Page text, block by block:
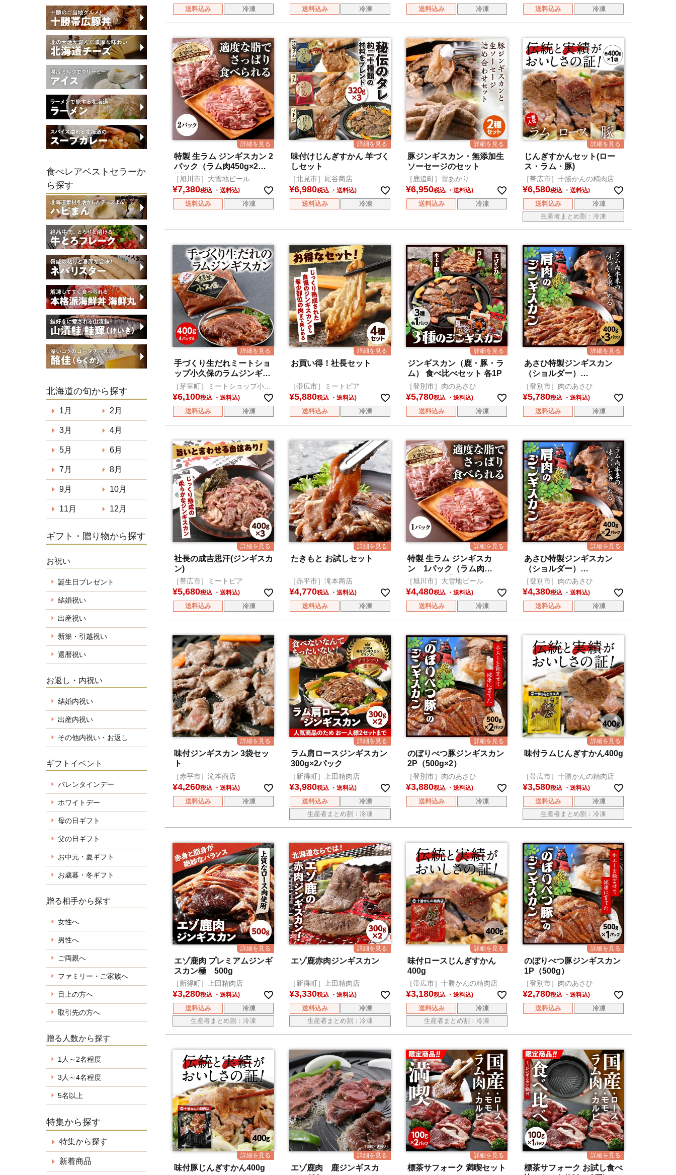
食べレアベストセラーか
ら探す
北海道の旬から探す
1月 2月
3月 4月
5月 6月
7月 8月
9月 10月
11月 12月
ギフト・贈り物から探す
お祝い
誕生日プレゼント
結婚祝い
出産祝い
新築・引越祝い
還暦祝い
お返し・内祝い
結婚内祝い
出産内祝い
その他内祝い・お返し
ギフトイベント
バレンタインデー
ホワイトデー
母の日ギフト
父の日ギフト
お中元・夏ギフト
お歳暮・冬ギフト
贈る相手から探す
女性へ
男性へ
ご両親へ
ファミリー・ご家族へ
目上の方へ
取引先の方へ
贈る人数から探す
1人～2名程度
3人～4名程度
5名以上
特集から探す
特集から探す
新着商品
送料込み 冷凍 送料込み 冷凍 送料込み 冷凍 送料込み 冷凍
特製 生ラム ジンギスカン 2
パック（ラム肉450g×2・
別添タレ150g×2）
［旭川市］大雪地ビール
¥7,380税込
送料込み 冷凍
味付けじんぎすかん 羊づく
しセット
［北見市］尾谷商店
¥6,980税込
送料込み 冷凍
豚ジンギスカン・無添加生
ソーセージのセット
［鹿追町］雪あかり
¥6,950税込
送料込み 冷凍
じんぎすかんセット(ロー
ス・ラム・豚)
［帯広市］十勝かんの精肉店
¥6,580税込
送料込み
冷凍
生産者まとめ割：冷凍
手づくり生だれミートショ
ップ小久保のラムジンギス
カン 400g×4パック
［芽室町］ミートショップ小久
保
¥6,100税込
送料込み 冷凍
お買い得！社長セット
［帯広市］ミートピア
¥5,880税込
送料込み 冷凍
ジンギスカン（鹿・豚・ラ
ム） 食べ比べセット 各1P
［登別市］肉のあさひ
¥5,780税込
送料込み 冷凍
あさひ特製ジンギスカン
（ショルダー）
3P（400g×3）
［登別市］肉のあさひ
¥5,780税込
送料込み 冷凍
社長の成吉思汗(ジンギスカ
ン)
［帯広市］ミートピア
¥5,680税込
送料込み 冷凍
たきもと お試しセット
［赤平市］滝本商店
¥4,770税込
送料込み 冷凍
特製 生ラム ジンギスカ
ン 1パック（ラム肉
450g×1・別添タレ150g）
［旭川市］大雪地ビール
¥4,480税込
送料込み 冷凍
あさひ特製ジンギスカン
（ショルダー）
2P（400g×2）
［登別市］肉のあさひ
¥4,380税込
送料込み 冷凍
味付ジンギスカン 3袋セッ
ト
［赤平市］滝本商店
¥4,260税込
送料込み 冷凍
ラム肩ロースジンギスカン
300g×2パック
［新得町］上田精肉店
¥3,980税込
送料込み
冷凍
生産者まとめ割：冷凍
のぼりべつ豚ジンギスカン
2P（500g×2）
［登別市］肉のあさひ
¥3,880税込
送料込み 冷凍
味付ラムじんぎすかん400g
［帯広市］十勝かんの精肉店
¥3,580税込
送料込み
冷凍
生産者まとめ割：冷凍
エゾ鹿肉 プレミアムジンギ
スカン極 500g
［新得町］上田精肉店
¥3,280税込
送料込み
冷凍
生産者まとめ割：冷凍
エゾ鹿赤肉ジンギスカン
［新得町］上田精肉店
¥3,330税込
送料込み
冷凍
生産者まとめ割：冷凍
味付ロースじんぎすかん
400g
［帯広市］十勝かんの精肉店
¥3,180税込
送料込み
冷凍
生産者まとめ割：冷凍
のぼりべつ豚ジンギスカン
1P（500g）
［登別市］肉のあさひ
¥2,780税込
送料込み 冷凍
味付豚じんぎすかん400g
エゾ鹿肉 鹿ジンギスカ
標茶サフォーク 満喫セット
標茶サフォーク お試し食べ